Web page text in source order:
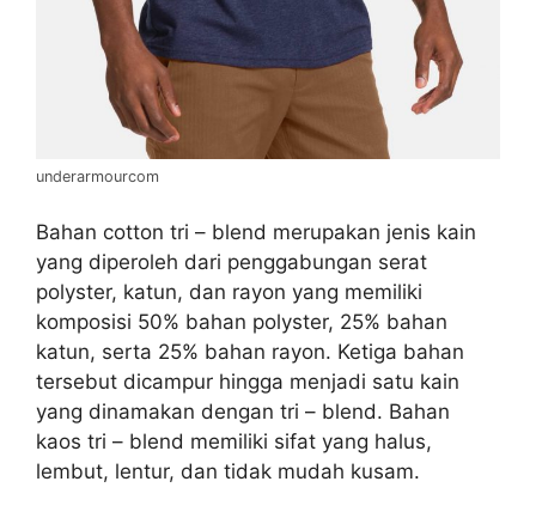
underarmourcom
Bahan cotton tri – blend merupakan jenis kain
yang diperoleh dari penggabungan serat
polyster, katun, dan rayon yang memiliki
komposisi 50% bahan polyster, 25% bahan
katun, serta 25% bahan rayon. Ketiga bahan
tersebut dicampur hingga menjadi satu kain
yang dinamakan dengan tri – blend. Bahan
kaos tri – blend memiliki sifat yang halus,
lembut, lentur, dan tidak mudah kusam.